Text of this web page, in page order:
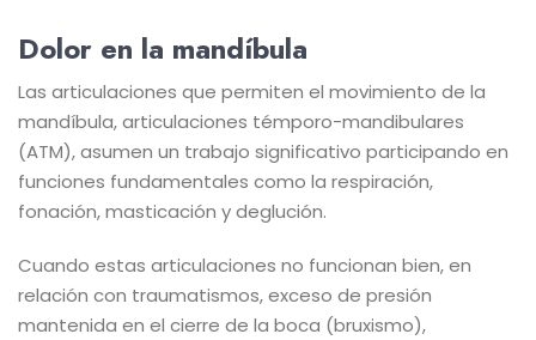
Dolor en la mandíbula
Las articulaciones que permiten el movimiento de la
mandíbula, articulaciones témporo-mandibulares
(ATM), asumen un trabajo significativo participando en
funciones fundamentales como la respiración,
fonación, masticación y deglución.
Cuando estas articulaciones no funcionan bien, en
relación con traumatismos, exceso de presión
mantenida en el cierre de la boca (bruxismo),